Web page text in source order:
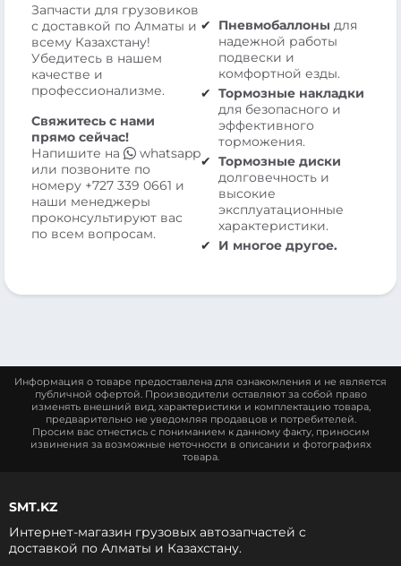
Запчасти для грузовиков
с доставкой по Алматы и
всему Казахстану!
Убедитесь в нашем
качестве и
профессионализме.
Свяжитесь с нами
прямо сейчас!
Напишите на
whatsapp
или позвоните по
номеру +727 339 0661 и
наши менеджеры
проконсультируют вас
по всем вопросам.
Пневмобаллоны для
надежной работы
подвески и
комфортной езды.
Тормозные накладки
для безопасного и
эффективного
торможения.
Тормозные диски
долговечность и
высокие
эксплуатационные
характеристики.
И многое другое.
Информация о товаре предоставлена для ознакомления и не является
публичной офертой. Производители оставляют за собой право
изменять внешний вид, характеристики и комплектацию товара,
предварительно не уведомляя продавцов и потребителей.
Просим вас отнестись с пониманием к данному факту, приносим
извинения за возможные неточности в описании и фотографиях
товара.
SMT.KZ
Интернет-магазин грузовых автозапчастей c
доставкой по Алматы и Казахстану.